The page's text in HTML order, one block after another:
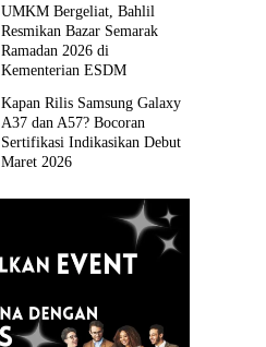
UMKM Bergeliat, Bahlil
Resmikan Bazar Semarak
Ramadan 2026 di
Kementerian ESDM
Kapan Rilis Samsung Galaxy
A37 dan A57? Bocoran
Sertifikasi Indikasikan Debut
Maret 2026